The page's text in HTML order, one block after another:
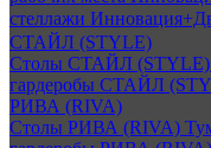
стеллажи
СТАЙЛ (STYLE)
Столы СТАЙЛ (STYLE)
гардеробы СТАЙЛ
РИВА (RIVA)
Столы РИВА (RIVA)